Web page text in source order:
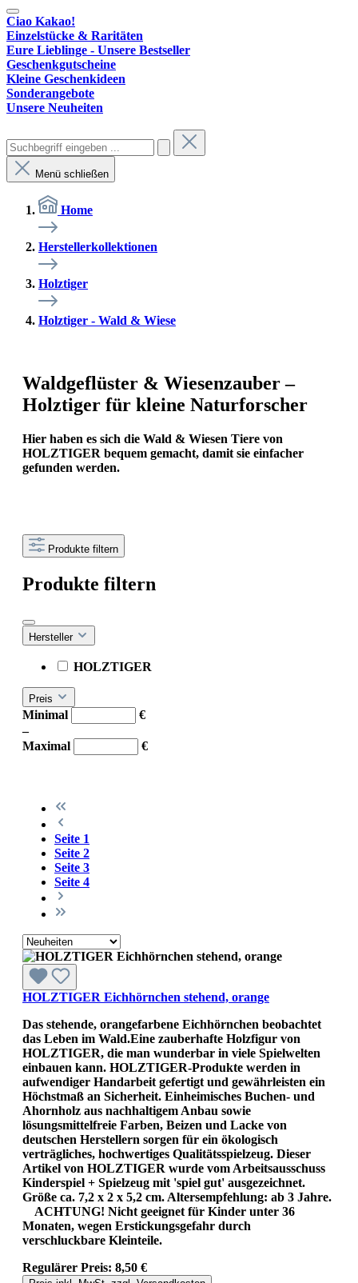
Ciao Kakao!
Einzelstücke & Raritäten
Eure Lieblinge - Unsere Bestseller
Geschenkgutscheine
Kleine Geschenkideen
Sonderangebote
Unsere Neuheiten
Menü schließen
Home
Herstellerkollektionen
Holztiger
Holztiger - Wald & Wiese
Waldgeflüster & Wiesenzauber –
Holztiger für kleine Naturforscher
Hier haben es sich die Wald & Wiesen Tiere von
HOLZTIGER bequem gemacht, damit sie einfacher
gefunden werden.
Produkte filtern
Produkte filtern
Hersteller
HOLZTIGER
Preis
Minimal
€
–
Maximal
€
Seite 1
Seite 2
Seite 3
Seite 4
HOLZTIGER Eichhörnchen stehend, orange
Das stehende, orangefarbene Eichhörnchen beobachtet
das Leben im Wald.Eine zauberhafte Holzfigur von
HOLZTIGER, die man wunderbar in viele Spielwelten
einbauen kann. HOLZTIGER-Produkte werden in
aufwendiger Handarbeit gefertigt und gewährleisten ein
Höchstmaß an Sicherheit. Einheimisches Buchen- und
Ahornholz aus nachhaltigem Anbau sowie
lösungsmittelfreie Farben, Beizen und Lacke von
deutschen Herstellern sorgen für ein ökologisch
verträgliches, hochwertiges Qualitätsspielzeug. Dieser
Artikel von HOLZTIGER wurde vom Arbeitsausschuss
Kinderspiel + Spielzeug mit 'spiel gut' ausgezeichnet.
Größe ca. 7,2 x 2 x 5,2 cm. Altersempfehlung: ab 3 Jahre.
ACHTUNG! Nicht geeignet für Kinder unter 36
Monaten, wegen Erstickungsgefahr durch
verschluckbare Kleinteile.
Regulärer Preis: 8,50 €